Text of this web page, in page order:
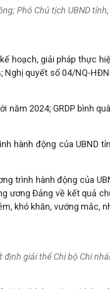
Phó Chủ tịch UBND
giải pháp thực
quyết số 04/NQ-
năm 2024; GRDP bình
hành động của UBND
trình hành động của
ương Đảng về kết quả
khó khăn, vướng mắc,
giải thể Chi bộ Chi